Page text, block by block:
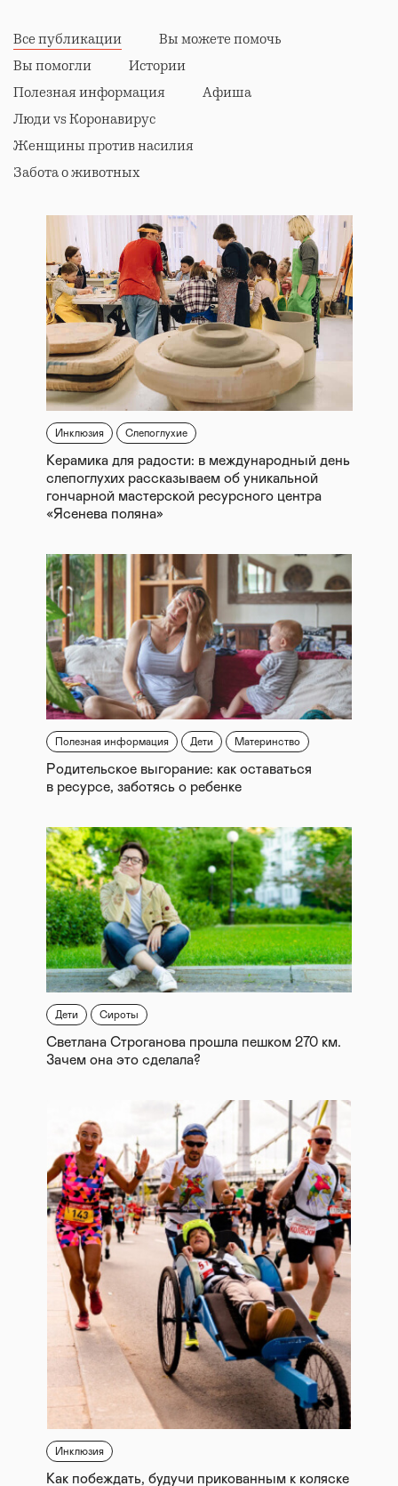
Все публикации
Вы можете помочь
Вы помогли
Истории
Полезная информация
Афиша
Люди vs Коронавирус
Женщины против насилия
Забота о животных
Инклюзия Слепоглухие
Керамика для радости: в международный день
слепоглухих рассказываем об уникальной
гончарной мастерской ресурсного центра
«Ясенева поляна»
Полезная информация Дети Материнство
Родительское выгорание: как оставаться
в ресурсе, заботясь о ребенке
Дети Сироты
Светлана Строганова прошла пешком 270 км.
Зачем она это сделала?
Инклюзия
Как побеждать, будучи прикованным к коляске